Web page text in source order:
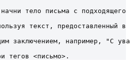
тело письма с
текст,
заключением, например, "С
тегов <письмо>.